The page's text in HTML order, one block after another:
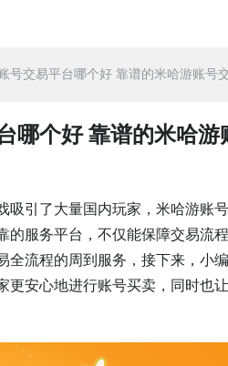
号交易平台哪个好 靠谱的米哈游账号
哪个好 靠谱的米哈
吸引了大量国内玩家，米哈游账
的服务平台，不仅能保障交易流
全流程的周到服务，接下来，小
安心地进行账号买卖，同时也